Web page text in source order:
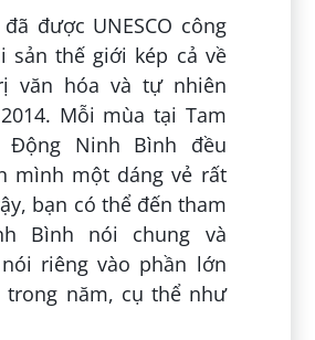
được UNESCO công
sản thế giới kép cả về
văn hóa và tự nhiên
Mỗi mùa tại Tam
Động Ninh Bình đều
mình một dáng vẻ rất
bạn có thể đến tham
Bình nói chung và
riêng vào phần lớn
năm, cụ thể như